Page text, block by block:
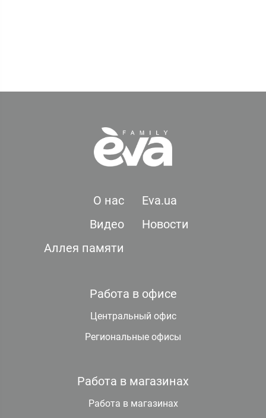
О нас
Eva.ua
Видео
Новости
Аллея памяти
Работа в офисе
Центральный офис
Региональные офисы
Работа в магазинах
Работа в магазинах